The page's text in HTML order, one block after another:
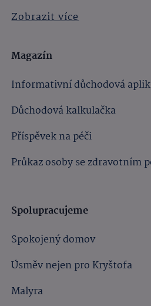
Zobrazit více
Magazín
Informativní důchodová
Důchodová kalkulačka
Příspěvek na péči
Průkaz osoby se zdravotním
Spolupracujeme
Spokojený domov
Úsměv nejen pro Kryštofa
Malyra